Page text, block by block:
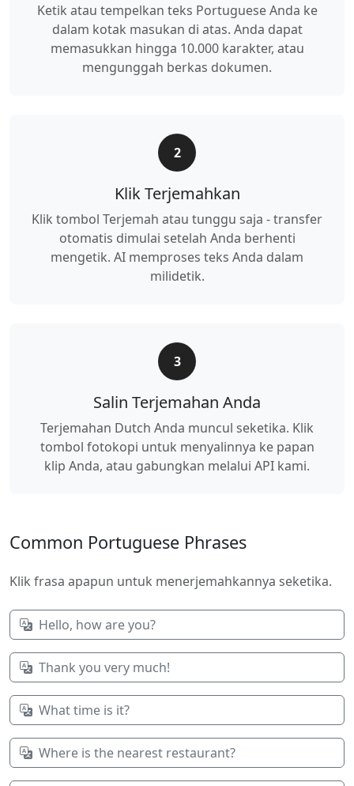
Ketik atau tempelkan teks Portuguese Anda ke
dalam kotak masukan di atas. Anda dapat
memasukkan hingga 10.000 karakter, atau
mengunggah berkas dokumen.
2
Klik Terjemahkan
Klik tombol Terjemah atau tunggu saja - transfer
otomatis dimulai setelah Anda berhenti
mengetik. AI memproses teks Anda dalam
milidetik.
3
Salin Terjemahan Anda
Terjemahan Dutch Anda muncul seketika. Klik
tombol fotokopi untuk menyalinnya ke papan
klip Anda, atau gabungkan melalui API kami.
Common Portuguese Phrases
Klik frasa apapun untuk menerjemahkannya seketika.
Hello, how are you?
Thank you very much!
What time is it?
Where is the nearest restaurant?